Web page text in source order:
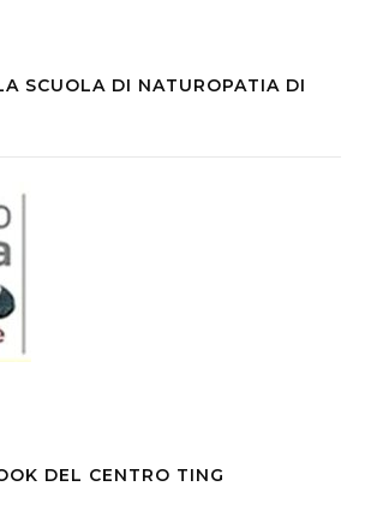
SCUOLA DI NATUROPATIA DI
DEL CENTRO TING